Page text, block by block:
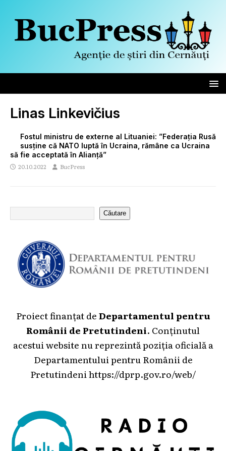
Linas Linkevičius
Fostul ministru de externe al Lituaniei: ”Federația Rusă
susține că NATO luptă în Ucraina, rămâne ca Ucraina
să fie acceptată în Alianță”
20.10.2022 BucPress
Căutare
Proiect finanțat deDepartamentul pentru
Românii de Pretutindeni. Conținutul
acestui website nu reprezintă poziția oficială a
Departamentului pentru Românii de
Pretutindeni https://dprp.gov.ro/web/